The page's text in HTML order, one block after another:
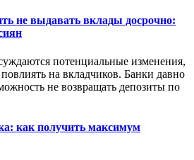
не выдавать вклады досрочно:
потенциальные изменения,
на вкладчиков. Банки давно
не возвращать депозиты по
как получить максимум